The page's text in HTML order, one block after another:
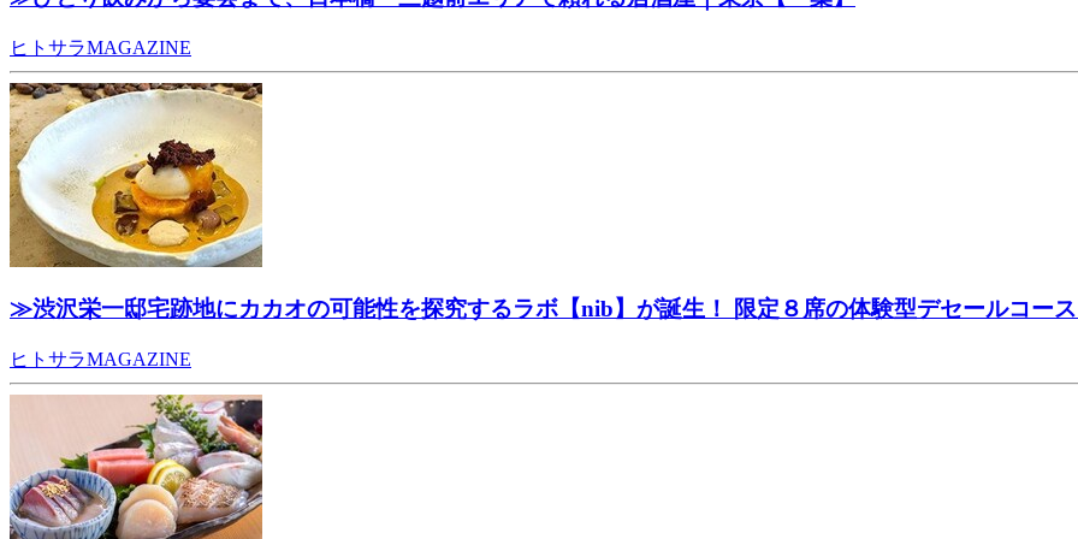
ヒトサラMAGAZINE
≫渋沢栄一邸宅跡地にカカオの可能性を探究するラボ【nib】が誕生！ 限定８席の体験型デセールコー
ヒトサラMAGAZINE